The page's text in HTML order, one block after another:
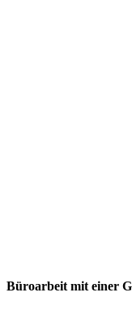
Büroarbeit mit einer